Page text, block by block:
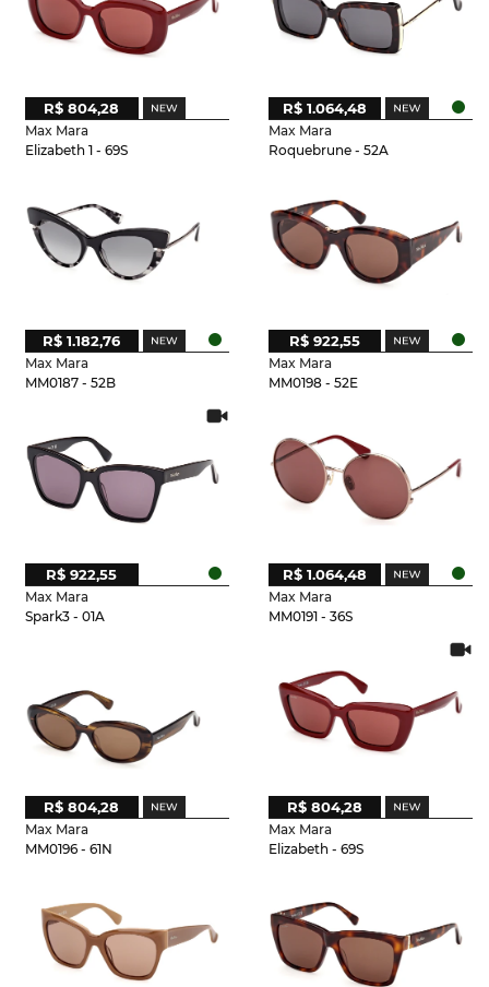
Max Mara
Elizabeth 1 - 69S
R$ 804,28
Max Mara
Roquebrune - 52A
R$ 1.064,48
Max Mara
MM0187 - 52B
R$ 1.182,76
Max Mara
MM0198 - 52E
R$ 922,55
Max Mara
Spark3 - 01A
R$ 922,55
Max Mara
MM0191 - 36S
R$ 1.064,48
Max Mara
MM0196 - 61N
R$ 804,28
Max Mara
Elizabeth - 69S
R$ 804,28